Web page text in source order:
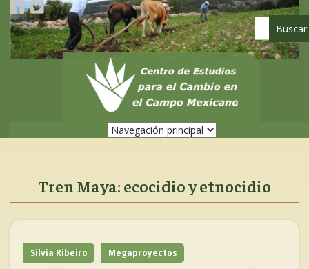
Pasar
contenido
principal
Tren Maya: ecocidio y etnocidio
Silvia Ribeiro Megaproyectos